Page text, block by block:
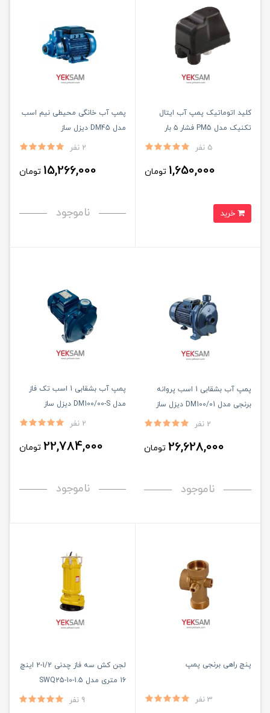
کلید اتوماتیک پمپ آب ایتال
تکنیک مدل PM5 فشار ۵ بار
5 نفر
1,650,000 تومان
پمپ آب خانگی محیطی نیم اسب
مدل DM45 دیزل ساز
2 نفر
15,266,000 تومان
ناموجود
پمپ آب بشقابی 1 اسب پروانه
برنجی مدل DM100/01 دیزل ساز
2 نفر
26,628,000 تومان
ناموجود
پمپ آب بشقابی 1 اسب تک فاز
مدل DM100/00-S دیزل ساز
2 نفر
22,784,000 تومان
ناموجود
پنچ راهی برنجی پمپ
3 نفر
لجن کش سه فاز چدنی 1/2-2 اینچ
16 متری مدل SWQ25-10-1.5
9 نفر